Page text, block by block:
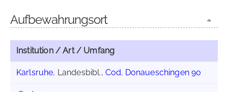
Aufbewahrungsort
Institution / Art / Umfang
Karlsruhe, Landesbibl., Cod. Donaueschingen 90